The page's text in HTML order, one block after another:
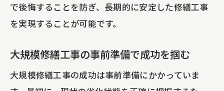
で後悔することを防ぎ、長期的に安定した修繕工事
を実現することが可能です。
大規模修繕工事の事前準備で成功を掴む
大規模修繕工事の成功は事前準備にかかっていま